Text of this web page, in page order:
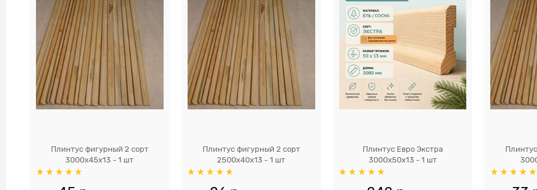
Плинтус фигурный 2 сорт
3000х45х13 - 1 шт
Плинтус фигурный 2 сорт
2500х40х13 - 1 шт
Плинтус Евро Экстра
3000x50х13 - 1 шт